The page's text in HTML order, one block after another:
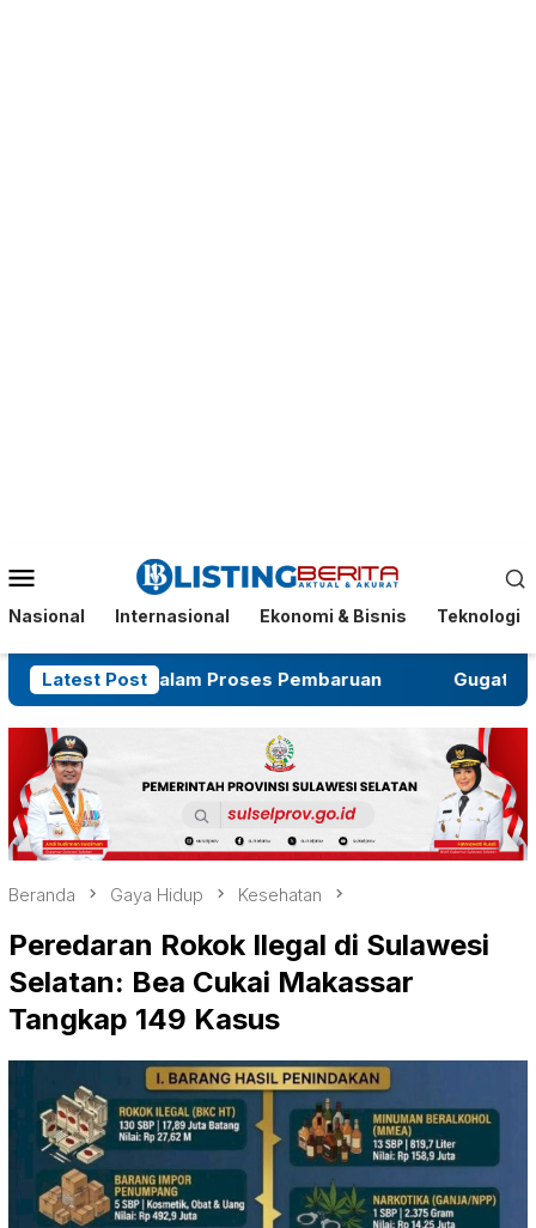
Mobile
Nasional Internasional Ekonomi & Bisnis Teknologi
Latest Post
dalam Proses Pembaruan Gugatan Salah Subjek
Beranda Gaya Hidup Kesehatan
Peredaran Rokok Ilegal di Sulawesi
Selatan: Bea Cukai Makassar
Tangkap 149 Kasus